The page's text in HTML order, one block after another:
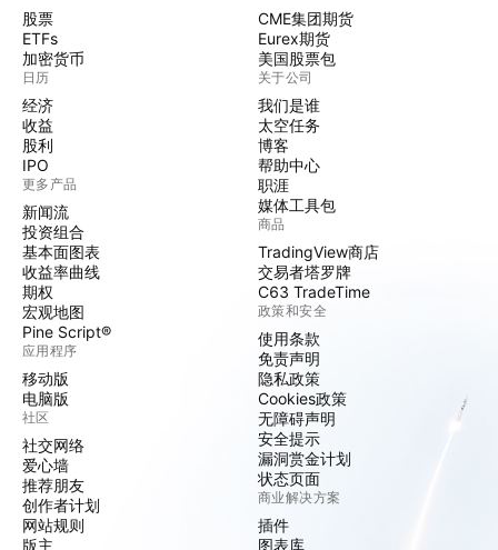
股票
ETFs
加密货币
日历
经济
收益
股利
IPO
更多产品
新闻流
投资组合
基本面图表
收益率曲线
期权
宏观地图
Pine Script®
应用程序
移动版
电脑版
社区
社交网络
爱心墙
推荐朋友
创作者计划
网站规则
版主
CME集团期货
Eurex期货
美国股票包
关于公司
我们是谁
太空任务
博客
帮助中心
职涯
媒体工具包
商品
TradingView商店
交易者塔罗牌
C63 TradeTime
政策和安全
使用条款
免责声明
隐私政策
Cookies政策
无障碍声明
安全提示
漏洞赏金计划
状态页面
商业解决方案
插件
图表库